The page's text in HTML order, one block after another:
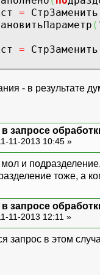
= СтрЗаменить
(
= СтрЗаменить
- в результате
запросе
11-2013 10:45 »
и
тоже, а
запросе
11-2013 12:11 »
запрос в этом